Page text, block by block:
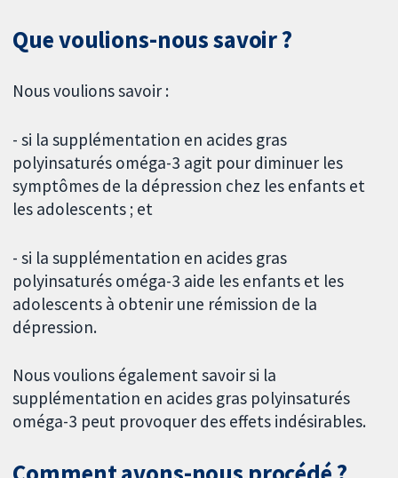
Que voulions-nous savoir ?
Nous voulions savoir :
- si la supplémentation en acides gras
polyinsaturés oméga-3 agit pour diminuer les
symptômes de la dépression chez les enfants et
les adolescents ; et
- si la supplémentation en acides gras
polyinsaturés oméga-3 aide les enfants et les
adolescents à obtenir une rémission de la
dépression.
Nous voulions également savoir si la
supplémentation en acides gras polyinsaturés
oméga-3 peut provoquer des effets indésirables.